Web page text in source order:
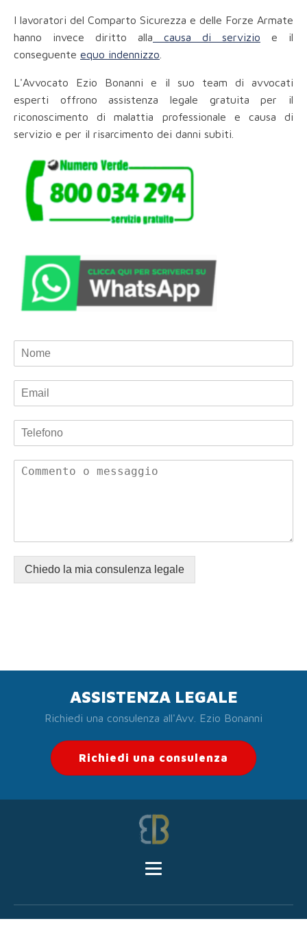
I lavoratori del Comparto Sicurezza e delle Forze Armate
hanno invece diritto alla causa di servizio e il
conseguente equo indennizzo
L'Avvocato Ezio Bonanni e il suo team di avvocati
esperti offrono assistenza legale gratuita per il
riconoscimento di malattia professionale e causa di
servizio e per il risarcimento dei danni subiti.
Chiedo la mia consulenza legale
ASSISTENZA LEGALE
Richiedi una consulenza all'Avv. Ezio Bonanni
Richiedi una consulenza